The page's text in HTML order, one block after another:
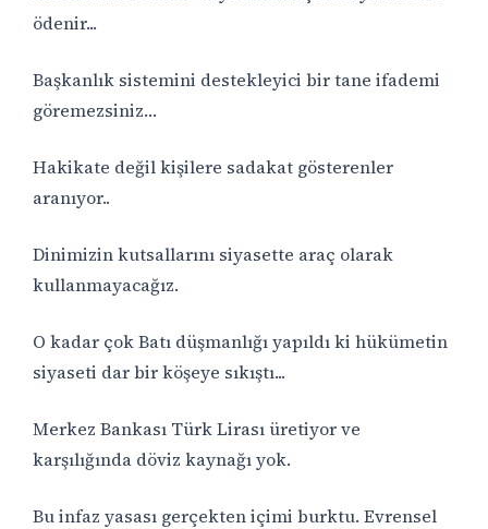
ödenir...
Başkanlık sistemini destekleyici bir tane ifademi
göremezsiniz…
Hakikate değil kişilere sadakat gösterenler
aranıyor..
Dinimizin kutsallarını siyasette araç olarak
kullanmayacağız.
O kadar çok Batı düşmanlığı yapıldı ki hükümetin
siyaseti dar bir köşeye sıkıştı...
Merkez Bankası Türk Lirası üretiyor ve
karşılığında döviz kaynağı yok.
Bu infaz yasası gerçekten içimi burktu. Evrensel